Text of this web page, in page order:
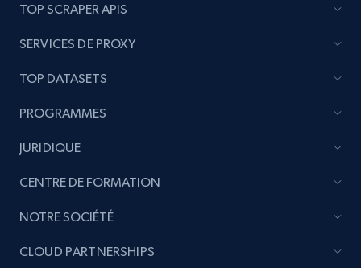
TOP SCRAPER APIS
SERVICES DE PROXY
TOP DATASETS
PROGRAMMES
JURIDIQUE
CENTRE DE FORMATION
NOTRE SOCIÉTÉ
CLOUD PARTNERSHIPS